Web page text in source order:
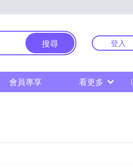
搜尋 登入
會員專享 看更多